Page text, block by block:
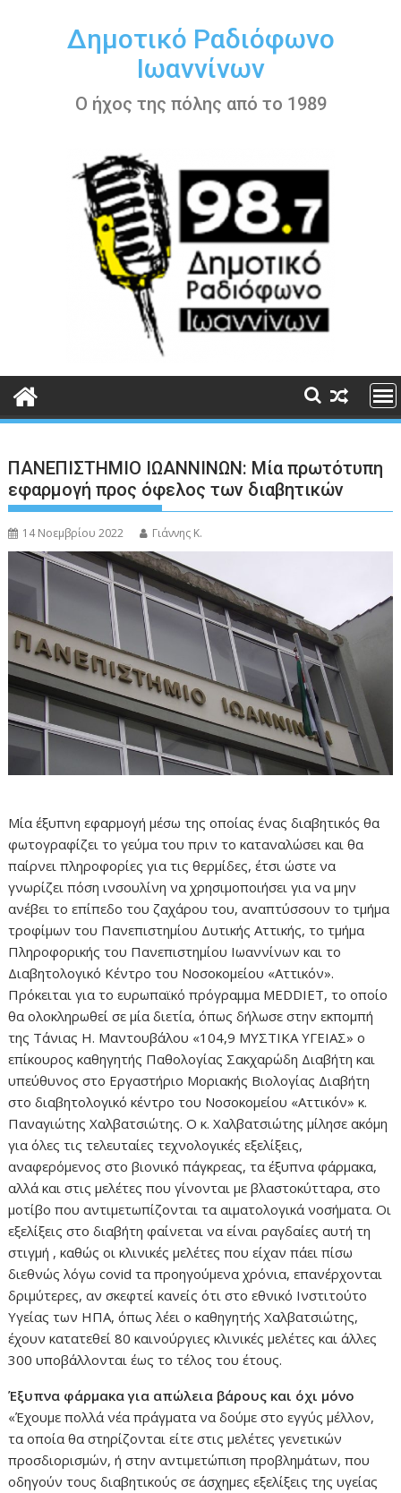
περιεχόμενοΔημοτικό Ραδιόφωνο
Ιωαννίνων
Ο ήχος της πόλης από το 1989
ΠΑΝΕΠΙΣΤΗΜΙΟ ΙΩΑΝΝΙΝΩΝ: Μία πρωτότυπη
εφαρμογή προς όφελος των διαβητικών
14 Νοεμβρίου 2022 Γιάννης Κ.
Μία έξυπνη εφαρμογή μέσω της οποίας ένας διαβητικός θα
φωτογραφίζει το γεύμα του πριν το καταναλώσει και θα
παίρνει πληροφορίες για τις θερμίδες, έτσι ώστε να
γνωρίζει πόση ινσουλίνη να χρησιμοποιήσει για να μην
ανέβει το επίπεδο του ζαχάρου του, αναπτύσσουν το τμήμα
τροφίμων του Πανεπιστημίου Δυτικής Αττικής, το τμήμα
Πληροφορικής του Πανεπιστημίου Ιωαννίνων και το
Διαβητολογικό Κέντρο του Νοσοκομείου «Αττικόν».
Πρόκειται για το ευρωπαϊκό πρόγραμμα MEDDIET, το οποίο
θα ολοκληρωθεί σε μία διετία, όπως δήλωσε στην εκπομπή
της Τάνιας Η. Μαντουβάλου «104,9 ΜΥΣΤΙΚΑ ΥΓΕΙΑΣ» ο
επίκουρος καθηγητής Παθολογίας Σακχαρώδη Διαβήτη και
υπεύθυνος στο Εργαστήριο Μοριακής Βιολογίας Διαβήτη
στο διαβητολογικό κέντρο του Νοσοκομείου «Αττικόν» κ.
Παναγιώτης Χαλβατσιώτης. Ο κ. Χαλβατσιώτης μίλησε ακόμη
για όλες τις τελευταίες τεχνολογικές εξελίξεις,
αναφερόμενος στο βιονικό πάγκρεας, τα έξυπνα φάρμακα,
αλλά και στις μελέτες που γίνονται με βλαστοκύτταρα, στο
μοτίβο που αντιμετωπίζονται τα αιματολογικά νοσήματα. Οι
εξελίξεις στο διαβήτη φαίνεται να είναι ραγδαίες αυτή τη
στιγμή , καθώς οι κλινικές μελέτες που είχαν πάει πίσω
διεθνώς λόγω covid τα προηγούμενα χρόνια, επανέρχονται
δριμύτερες, αν σκεφτεί κανείς ότι στο εθνικό Ινστιτούτο
Υγείας των ΗΠΑ, όπως λέει ο καθηγητής Χαλβατσιώτης,
έχουν κατατεθεί 80 καινούργιες κλινικές μελέτες και άλλες
300 υποβάλλονται έως το τέλος του έτους.
Έξυπνα φάρμακα για απώλεια βάρους και όχι μόνο
«Έχουμε πολλά νέα πράγματα να δούμε στο εγγύς μέλλον,
τα οποία θα στηρίζονται είτε στις μελέτες γενετικών
προσδιορισμών, ή στην αντιμετώπιση προβλημάτων, που
οδηγούν τους διαβητικούς σε άσχημες εξελίξεις της υγείας